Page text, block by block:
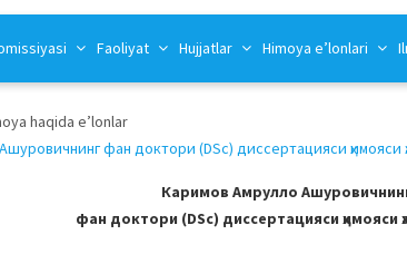
Faoliyat Hujjatlar Himoya e’lonlari
haqida e’lonlar
фан доктори (DSc) диссертацияси ҳимояси
Каримов Амрулло
фан доктори (DSc) диссертацияси ҳимояси